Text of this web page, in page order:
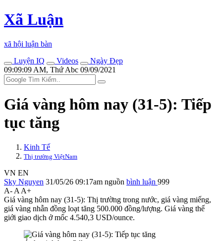
Xã Luận
xã hội luận bàn
Luyện IQ
Videos
Ngày Đẹp
09:09:09 AM, Thứ Abc 09/09/2021
Giá vàng hôm nay (31-5): Tiếp
tục tăng
Kinh Tế
Thị trường ViệtNam
VN EN
Sky Nguyen 31/05/26 09:17am nguồn bình luận 999
A- A A+
Giá vàng hôm nay (31-5): Thị trường trong nước, giá vàng miếng,
giá vàng nhẫn đồng loạt tăng 500.000 đồng/lượng. Giá vàng thế
giới giao dịch ở mốc 4.540,3 USD/ounce.